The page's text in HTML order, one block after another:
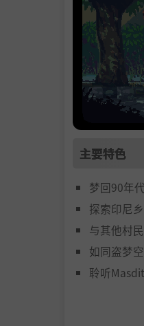
主要特色
梦回90年
探索印尼
与其他村
如同盗梦
聆听